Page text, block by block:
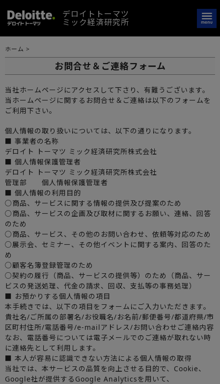
デロイトトーマツ
ミック経済研究所
ホーム >
お問合せ＆ご連絡フォーム
当社ホームページにアクセスして下さり、有難うございます。
当ホームページに関するお問合せ＆ご連絡は以下のフォームを
ご利用下さい。
個人情報の取り扱いについては、以下の通りになります。
■ 事業者の名称
デロイト トーマツ ミック経済研究所株式会社
■ 個人情報保護管理者
デロイト トーマツ ミック経済研究所株式会社
管理部 個人情報保護管理者
■ 個人情報の利用目的
○商品、サービスに関する情報の提供及び提案のため
○商品、サービスの企画及び取材に関するお願い、連絡、回答
のため
○商品、サービス、その他のお問い合わせ、依頼等対応のため
○展示会、セミナー、その他イベントに関する案内、回答のた
め
○顧客名簿登録管理のため
○契約の履行（商品、サービスの提供等）のため（商品、サー
ビスの発送処理、代金の請求、回収、支払等の事務処理）
■ お預かりする個人情報の項目
本手続きでは、以下の項目をフォームにご入力いただきます。
貴社名/ご所属の部署名/お役職名/お名前/郵便番号/都道府県/市
区町村住所/電話番号/e-mailアドレス/お問い合わせご連絡内容
なお、電話番号については電子メールでのご連絡が取れない時
に連絡先として利用します。
■ 本人が容易に認識できない方法による個人情報の取得
当社では、本サービスの品質を向上させる目的で、Cookie、
Google社が提供するGoogle Analyticsを用いて、